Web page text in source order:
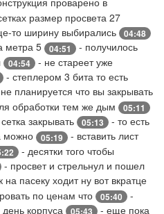
размер просвета 27
то ширину выбирались 04:48
метра 5 04:51
- получилось
04:54
- не стареет уже
- степлером 3 бита то есть
планируется что вы закрывать
обработки тем же дым 05:11
закрывать 05:13
- то есть
можно
05:19
- вставить лист
- десятки того чтобы
- просвет и стрельнул и пошел
на пасеку ходит ну вот вкратце
по ценам что 05:40
-
корпуса
05:43
- еще пока